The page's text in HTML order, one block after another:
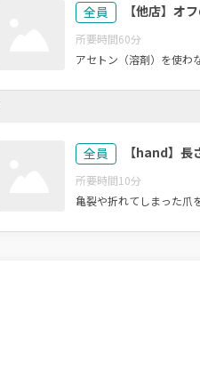
全員 【他店】オ
所要時間60分
アセトン（溶剤）を使わ
全員 【hand】長
所要時間10分